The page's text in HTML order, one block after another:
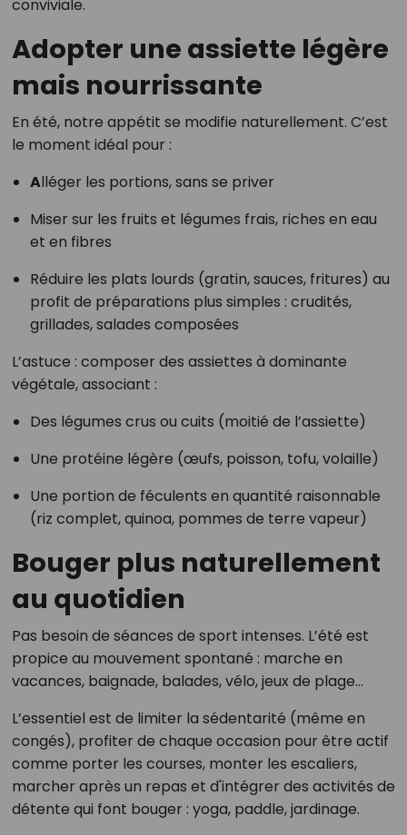
conviviale.
Adopter une assiette légère
mais nourrissante
En été, notre appétit se modifie naturellement. C’est
le moment idéal pour :
Alléger les portions, sans se priver
Miser sur les fruits et légumes frais, riches en eau
et en fibres
Réduire les plats lourds (gratin, sauces, fritures) au
profit de préparations plus simples : crudités,
grillades, salades composées
L’astuce : composer des assiettes à dominante
végétale, associant :
Des légumes crus ou cuits (moitié de l’assiette)
Une protéine légère (œufs, poisson, tofu, volaille)
Une portion de féculents en quantité raisonnable
(riz complet, quinoa, pommes de terre vapeur)
Bouger plus naturellement
au quotidien
Pas besoin de séances de sport intenses. L’été est
propice au mouvement spontané : marche en
vacances, baignade, balades, vélo, jeux de plage…
L’essentiel est de limiter la sédentarité (même en
congés), profiter de chaque occasion pour être actif
comme porter les courses, monter les escaliers,
marcher après un repas et d'intégrer des activités de
détente qui font bouger : yoga, paddle, jardinage.